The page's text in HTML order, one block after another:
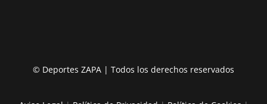
© Deportes ZAPA | Todos los derechos reservados